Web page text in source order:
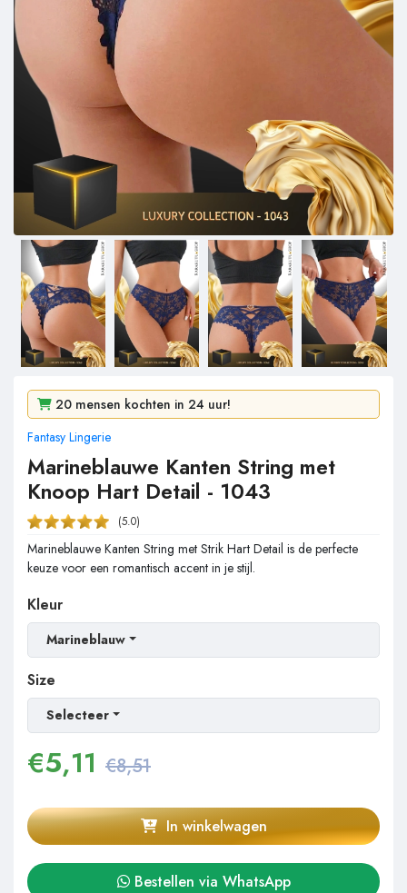
6e bestseller van de week
20 mensen kochten in 24 uur!
218 mensen bekeken het in 2 dagen!
Fantasy Lingerie
Marineblauwe Kanten String met
Knoop Hart Detail - 1043
(5.0)
Marineblauwe Kanten String met Strik Hart Detail is de perfecte
keuze voor een romantisch accent in je stijl.
Kleur
Marineblauw
Size
Selecteer
€5,11 €8,51
In winkelwagen
Bestellen via WhatsApp